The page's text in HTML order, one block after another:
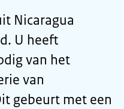
Nicaragua
U heeft
van het
van
gebeurt met een